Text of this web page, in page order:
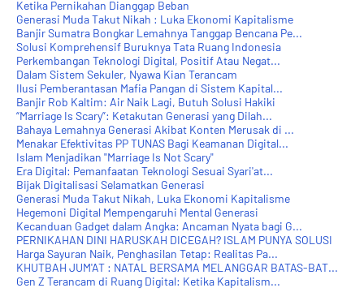
Ketika Pernikahan Dianggap Beban
Generasi Muda Takut Nikah : Luka Ekonomi Kapitalisme
Banjir Sumatra Bongkar Lemahnya Tanggap Bencana Pe...
Solusi Komprehensif Buruknya Tata Ruang Indonesia
Perkembangan Teknologi Digital, Positif Atau Negat...
Dalam Sistem Sekuler, Nyawa Kian Terancam
Ilusi Pemberantasan Mafia Pangan di Sistem Kapital...
Banjir Rob Kaltim: Air Naik Lagi, Butuh Solusi Hakiki
“Marriage Is Scary”: Ketakutan Generasi yang Dilah...
Bahaya Lemahnya Generasi Akibat Konten Merusak di ...
Menakar Efektivitas PP TUNAS Bagi Keamanan Digital...
Islam Menjadikan "Marriage Is Not Scary"
Era Digital: Pemanfaatan Teknologi Sesuai Syari'at...
Bijak Digitalisasi Selamatkan Generasi
Generasi Muda Takut Nikah, Luka Ekonomi Kapitalisme
Hegemoni Digital Mempengaruhi Mental Generasi
Kecanduan Gadget dalam Angka: Ancaman Nyata bagi G...
PERNIKAHAN DINI HARUSKAH DICEGAH? ISLAM PUNYA SOLUSI
Harga Sayuran Naik, Penghasilan Tetap: Realitas Pa...
KHUTBAH JUM'AT : NATAL BERSAMA MELANGGAR BATAS-BAT...
Gen Z Terancam di Ruang Digital: Ketika Kapitalism...